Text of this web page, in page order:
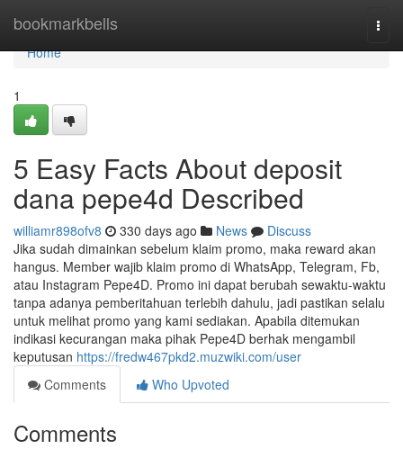
bookmarkbells
Home
Home
1
5 Easy Facts About deposit
dana pepe4d Described
williamr898ofv8 330 days ago News
Discuss
Jika sudah dimainkan sebelum klaim promo, maka reward akan
hangus. Member wajib klaim promo di WhatsApp, Telegram, Fb,
atau Instagram Pepe4D. Promo ini dapat berubah sewaktu-waktu
tanpa adanya pemberitahuan terlebih dahulu, jadi pastikan selalu
untuk melihat promo yang kami sediakan. Apabila ditemukan
indikasi kecurangan maka pihak Pepe4D berhak mengambil
keputusan https://fredw467pkd2.muzwiki.com/user
Comments
Who Upvoted
Comments